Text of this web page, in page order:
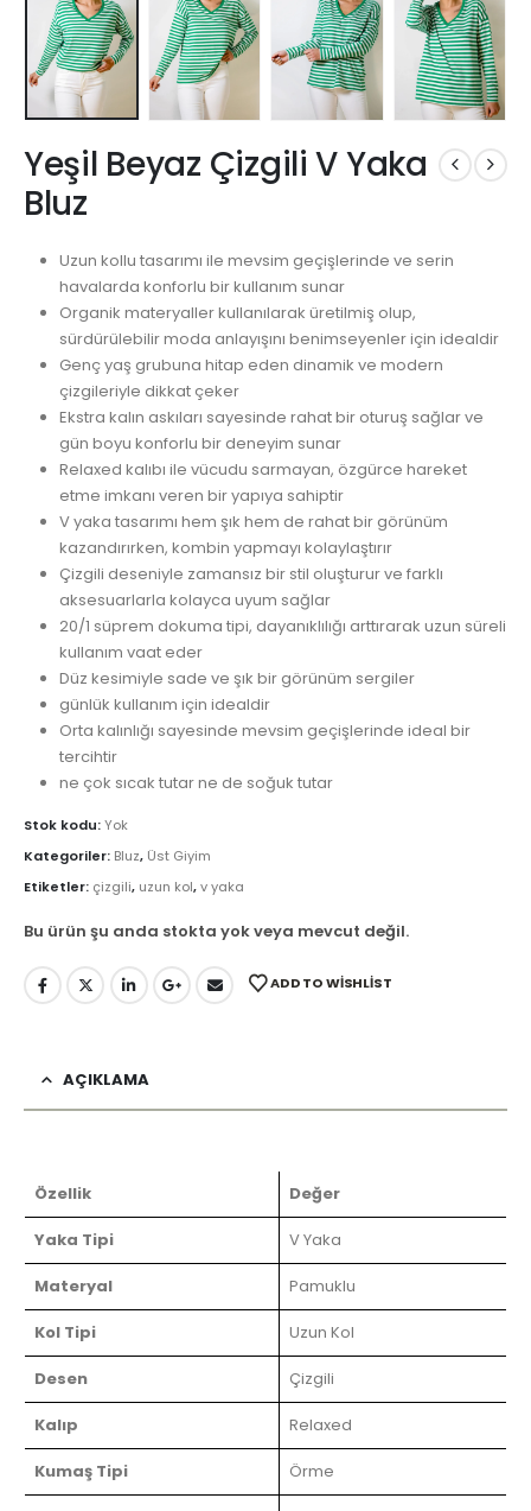
Yeşil Beyaz Çizgili V Yaka
Bluz
Uzun kollu tasarımı ile mevsim geçişlerinde ve serin
havalarda konforlu bir kullanım sunar
Organik materyaller kullanılarak üretilmiş olup,
sürdürülebilir moda anlayışını benimseyenler için idealdir
Genç yaş grubuna hitap eden dinamik ve modern
çizgileriyle dikkat çeker
Ekstra kalın askıları sayesinde rahat bir oturuş sağlar ve
gün boyu konforlu bir deneyim sunar
Relaxed kalıbı ile vücudu sarmayan, özgürce hareket
etme imkanı veren bir yapıya sahiptir
V yaka tasarımı hem şık hem de rahat bir görünüm
kazandırırken, kombin yapmayı kolaylaştırır
Çizgili deseniyle zamansız bir stil oluşturur ve farklı
aksesuarlarla kolayca uyum sağlar
20/1 süprem dokuma tipi, dayanıklılığı arttırarak uzun süreli
kullanım vaat eder
Düz kesimiyle sade ve şık bir görünüm sergiler
günlük kullanım için idealdir
Orta kalınlığı sayesinde mevsim geçişlerinde ideal bir
tercihtir
ne çok sıcak tutar ne de soğuk tutar
Stok kodu:Yok
Kategoriler: Bluz, Üst Giyim
Etiketler: çizgili, uzun kol,v yaka
Bu ürün şu anda stokta yok veya mevcut değil.
ADD TO WISHLIST
AÇIKLAMA
Özellik Değer
Yaka Tipi V Yaka
Materyal Pamuklu
Kol Tipi Uzun Kol
Desen Çizgili
Kalıp Relaxed
Kumaş Tipi Örme